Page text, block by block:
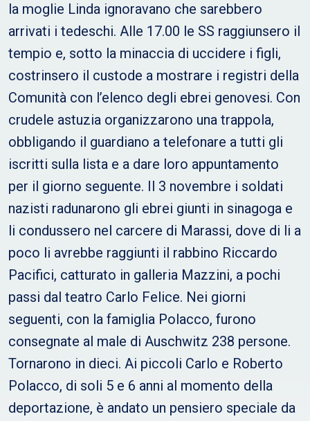
la moglie Linda ignoravano che sarebbero
arrivati i tedeschi. Alle 17.00 le SS raggiunsero il
tempio e, sotto la minaccia di uccidere i figli,
costrinsero il custode a mostrare i registri della
Comunità con l’elenco degli ebrei genovesi. Con
crudele astuzia organizzarono una trappola,
obbligando il guardiano a telefonare a tutti gli
iscritti sulla lista e a dare loro appuntamento
per il giorno seguente. Il 3 novembre i soldati
nazisti radunarono gli ebrei giunti in sinagoga e
li condussero nel carcere di Marassi, dove di li a
poco li avrebbe raggiunti il rabbino Riccardo
Pacifici, catturato in galleria Mazzini, a pochi
passi dal teatro Carlo Felice. Nei giorni
seguenti, con la famiglia Polacco, furono
consegnate al male di Auschwitz 238 persone.
Tornarono in dieci. Ai piccoli Carlo e Roberto
Polacco, di soli 5 e 6 anni al momento della
deportazione, è andato un pensiero speciale da